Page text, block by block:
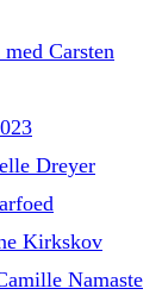
Carsten
Dreyer
Kirkskov
Namaste